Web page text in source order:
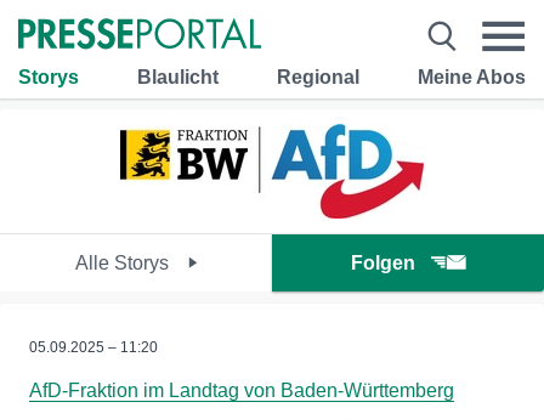
Storys Blaulicht Regional Meine Abos
Alle Storys Folgen
05.09.2025 – 11:20
AfD-Fraktion im Landtag von Baden-Württemberg